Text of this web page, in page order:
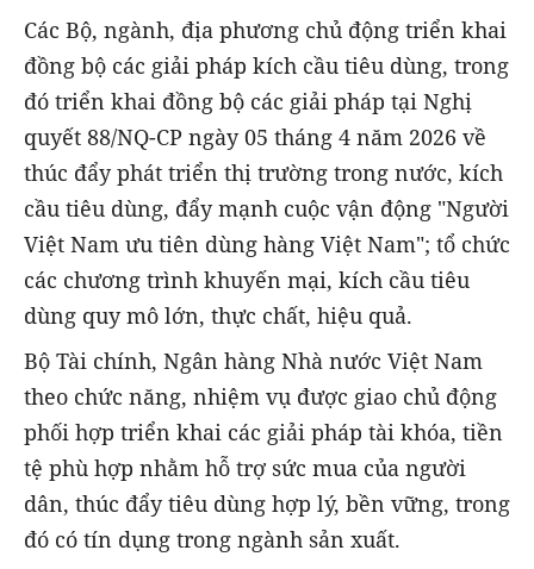
Các Bộ, ngành, địa phương chủ động triển khai
đồng bộ các giải pháp kích cầu tiêu dùng, trong
đó triển khai đồng bộ các giải pháp tại Nghị
quyết 88/NQ-CP ngày 05 tháng 4 năm 2026 về
thúc đẩy phát triển thị trường trong nước, kích
cầu tiêu dùng, đẩy mạnh cuộc vận động "Người
Việt Nam ưu tiên dùng hàng Việt Nam"; tổ chức
các chương trình khuyến mại, kích cầu tiêu
dùng quy mô lớn, thực chất, hiệu quả.
Bộ Tài chính, Ngân hàng Nhà nước Việt Nam
theo chức năng, nhiệm vụ được giao chủ động
phối hợp triển khai các giải pháp tài khóa, tiền
tệ phù hợp nhằm hỗ trợ sức mua của người
dân, thúc đẩy tiêu dùng hợp lý, bền vững, trong
đó có tín dụng trong ngành sản xuất.